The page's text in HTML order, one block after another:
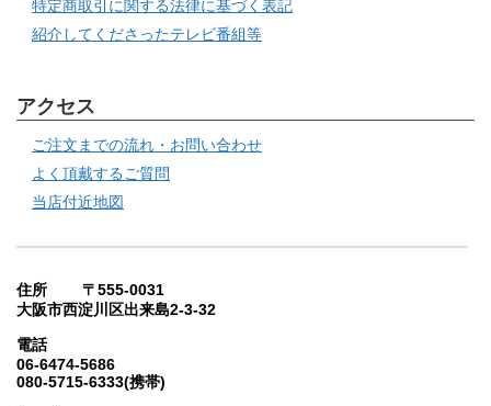
特定商取引に関する法律に基づく表記
紹介してくださったテレビ番組等
アクセス
ご注文までの流れ・お問い合わせ
よく頂戴するご質問
当店付近地図
住所 〒555-0031
大阪市西淀川区出来島2-3-32
電話
06-6474-5686
080-5715-6333(携帯)